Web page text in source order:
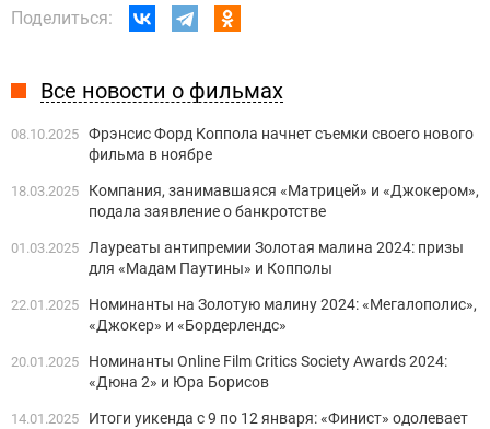
Поделиться:
Все новости о фильмах
08.10.2025 Фрэнсис Форд Коппола начнет съемки своего нового
фильма в ноябре
18.03.2025
Компания, занимавшаяся «Матрицей» и «Джокером»,
подала заявление о банкротстве
01.03.2025 Лауреаты антипремии Золотая малина 2024: призы
для «Мадам Паутины» и Копполы
22.01.2025
Номинанты на Золотую малину 2024: «Мегалополис»,
«Джокер» и «Бордерлендс»
20.01.2025
Номинанты Online Film Critics Society Awards 2024:
«Дюна 2» и Юра Борисов
14.01.2025
Итоги уикенда с 9 по 12 января: «Финист» одолевает